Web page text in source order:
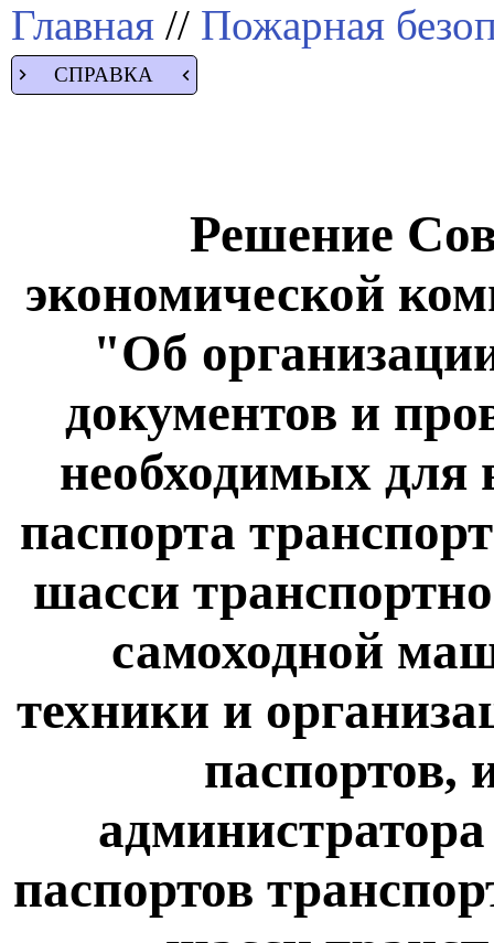
Главная // Пожарная
СПРАВКА
Решение
экономической
"Об
документов и
необходимых для
паспорта
шасси
самоходной
техники и
паспортов,
паспортов